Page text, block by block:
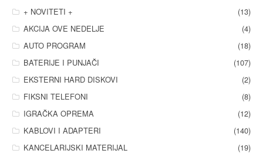
+ NOVITETI +
(13)
AKCIJA OVE NEDELJE
(4)
AUTO PROGRAM
(18)
BATERIJE I PUNJAČI
(107)
EKSTERNI HARD DISKOVI
(2)
FIKSNI TELEFONI
(8)
IGRAČKA OPREMA
(12)
KABLOVI I ADAPTERI
(140)
KANCELARIJSKI MATERIJAL
(19)